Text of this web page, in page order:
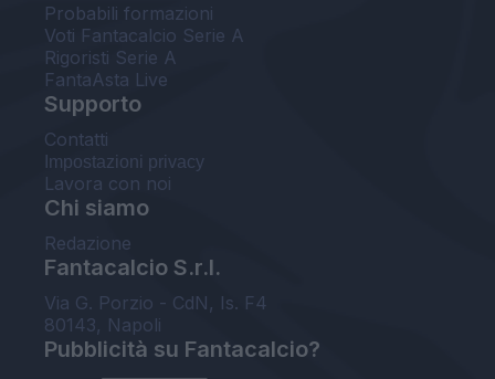
Probabili formazioni
Voti Fantacalcio Serie A
Rigoristi Serie A
FantaAsta Live
Supporto
Contatti
Impostazioni privacy
Lavora con noi
Chi siamo
Redazione
Fantacalcio S.r.l.
Via G. Porzio - CdN, Is. F4
80143, Napoli
Pubblicità su Fantacalcio?